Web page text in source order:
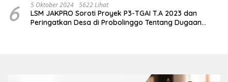
6 5 Oktober 2024 5622 Lihat
LSM JAKPRO Soroti Proyek P3-TGAI T.A 2023 dan
Peringatkan Desa di Probolinggo Tentang Dugaan